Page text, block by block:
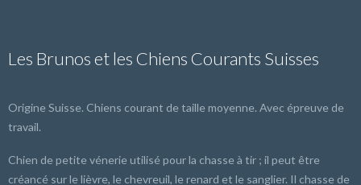
Les Brunos et les Chiens Courants Suisses
Origine Suisse. Chiens courant de taille moyenne. Avec épreuve de
travail.
Chien de petite vénerie utilisé pour la chasse à tir ; il peut être
créancé sur le lièvre, le chevreuil, le renard et le sanglier. Il chasse de